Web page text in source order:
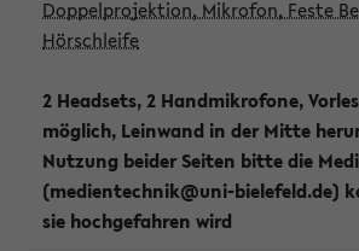
Doppelprojektion, Mikrofon, Feste
Hörschleife
2 Headsets, 2 Handmikrofone,
möglich, Leinwand in der Mitte
Nutzung beider Seiten bitte die
(medientechnik@uni-bielefeld.de)
sie hochgefahren wird